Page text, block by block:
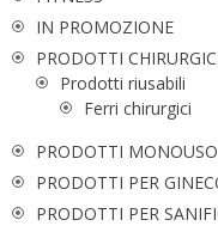
IN PROMOZIONE
PRODOTTI
Prodotti riusabili
Ferri chirurgici
PRODOTTI MONOUSO
PRODOTTI PER
PRODOTTI PER